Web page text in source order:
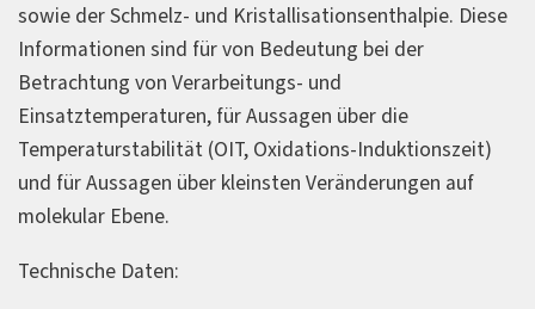
sowie der Schmelz- und Kristallisationsenthalpie. Diese
Informationen sind für von Bedeutung bei der
Betrachtung von Verarbeitungs- und
Einsatztemperaturen, für Aussagen über die
Temperaturstabilität (OIT, Oxidations-Induktionszeit)
und für Aussagen über kleinsten Veränderungen auf
molekular Ebene.
Technische Daten: